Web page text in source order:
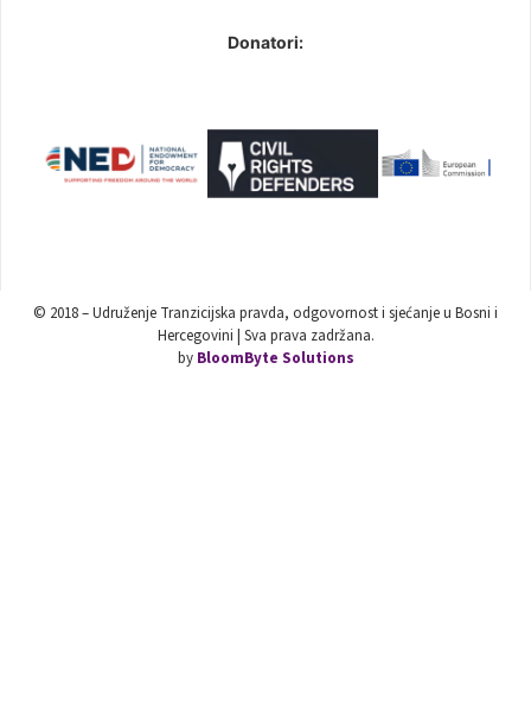
Donatori:
© 2018 – Udruženje Tranzicijska pravda, odgovornost i sjećanje u Bosni i
Hercegovini | Sva prava zadržana.
by BloomByte Solutions